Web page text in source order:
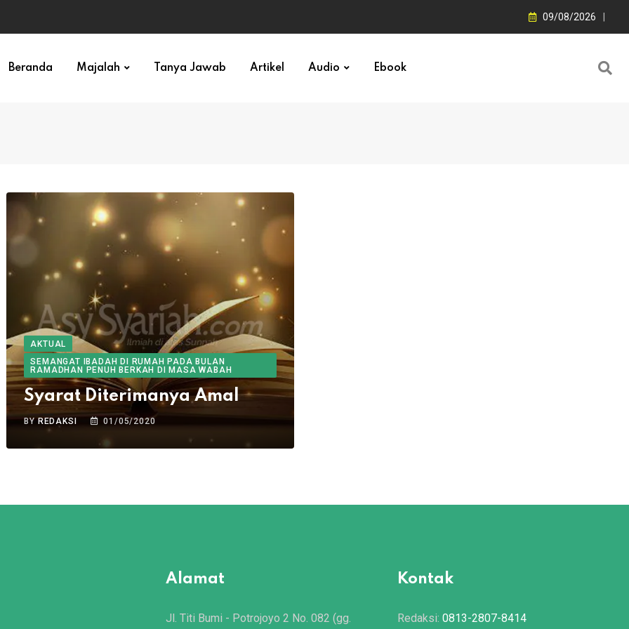
09/08/2026
Beranda Majalah Tanya Jawab Artikel Audio Ebook
AKTUAL
SEMANGAT IBADAH DI RUMAH PADA BULAN
RAMADHAN PENUH BERKAH DI MASA WABAH
Syarat Diterimanya Amal
BYREDAKSI 01/05/2020
Alamat
Jl. Titi Bumi - Potrojoyo 2 No. 082 (gg.
Kontak
Redaksi: 0813-2807-8414